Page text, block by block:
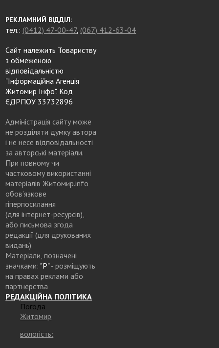
РЕКЛАМНИЙ ВІДДІЛ:
тел.: (0412) 47-00-47, (067) 412-63-04
Сайт належить Товариству
з обмеженою
відповідальністю
"Інформаційна Агенція
Житомир Інфо". Код
ЄДРПОУ 33732896
Адміністрація сайту може
не розділяти думку автора
і не несе відповідальності
за авторські матеріали.
При повному чи
частковому використанні
матеріалів Житомир.info
обов’язкове
гіперпосилання
(для інтернет-ресурсів),
або письмова згода
редакції (для друкованих
видань)
Матеріали, позначені
значками: "Р"- розміщують
на правах реклами або
партнерства
РЕДАКЦІЙНА ПОЛІТИКА
Погода
Житомир
вологість: